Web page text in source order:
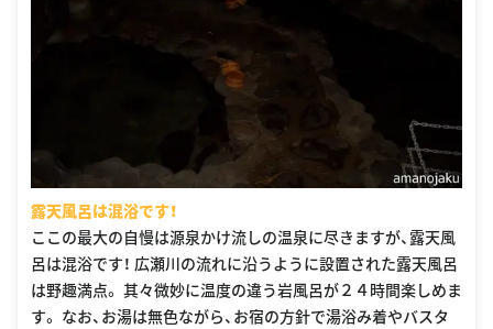
露天風呂は混浴です！
ここの最大の自慢は源泉かけ流しの温泉に尽きますが、露天風
呂は混浴です！ 広瀬川の流れに沿うように設置された露天風呂
は野趣満点。 其々微妙に温度の違う岩風呂が２４時間楽しめま
す。 なお、お湯は無色ながら、お宿の方針で湯浴み着やバスタ